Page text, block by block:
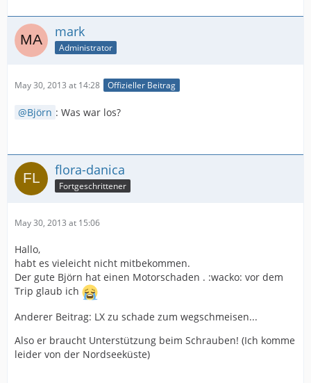
mark
Administrator
May 30, 2013 at 14:28 Offizieller Beitrag
Björn : Was war los?
flora-danica
Fortgeschrittener
May 30, 2013 at 15:06
Hallo,
habt es vieleicht nicht mitbekommen.
Der gute Björn hat einen Motorschaden . :wacko: vor dem
Trip glaub ich
Anderer Beitrag: LX zu schade zum wegschmeisen...
Also er braucht Unterstützung beim Schrauben! (Ich komme
leider von der Nordseeküste)